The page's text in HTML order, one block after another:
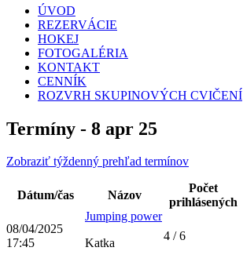
content
ÚVOD
REZERVÁCIE
HOKEJ
FOTOGALÉRIA
KONTAKT
CENNÍK
ROZVRH SKUPINOVÝCH CVIČENÍ
Termíny - 8 apr 25
Zobraziť týždenný prehľad termínov
Dátum/čas Názov
Počet
prihlásených
08/04/2025
17:45
Jumping power
Katka
4 / 6